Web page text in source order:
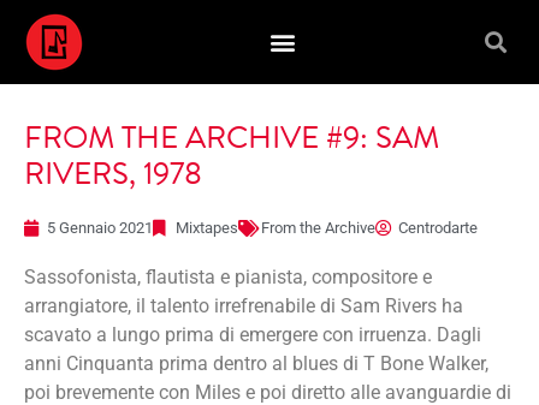
FROM THE ARCHIVE #9: SAM
RIVERS, 1978
5 Gennaio 2021 Mixtapes From the Archive Centrodarte
Sassofonista, flautista e pianista, compositore e
arrangiatore, il talento irrefrenabile di Sam Rivers ha
scavato a lungo prima di emergere con irruenza. Dagli
anni Cinquanta prima dentro al blues di T Bone Walker,
poi brevemente con Miles e poi diretto alle avanguardie di